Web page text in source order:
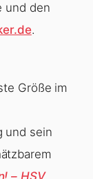
und den
.
Größe im
und sein